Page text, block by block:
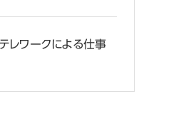
レワークによる仕事